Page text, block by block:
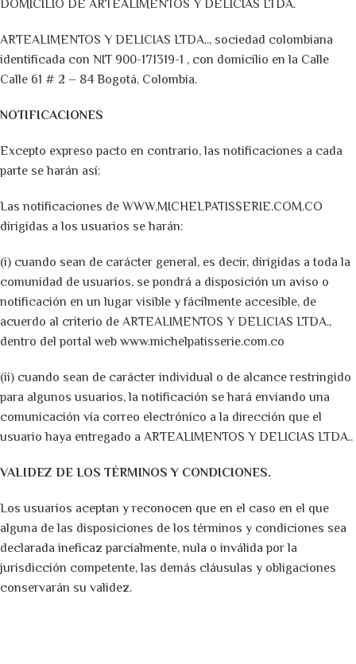
DOMICILIO DE ARTEALIMENTOS Y DELICIAS LTDA.
ARTEALIMENTOS Y DELICIAS LTDA.., sociedad colombiana
identificada con NIT 900-171319-1 , con domicilio en la Calle
Calle 61 # 2 – 84 Bogotá, Colombia.
NOTIFICACIONES
Excepto expreso pacto en contrario, las notificaciones a cada
parte se harán así:
Las notificaciones de WWW.MICHELPATISSERIE.COM.CO
dirigidas a los usuarios se harán:
(i) cuando sean de carácter general, es decir, dirigidas a toda la
comunidad de usuarios, se pondrá a disposición un aviso o
notificación en un lugar visible y fácilmente accesible, de
acuerdo al criterio de ARTEALIMENTOS Y DELICIAS LTDA.,
dentro del portal web www.michelpatisserie.com.co
(ii) cuando sean de carácter individual o de alcance restringido
para algunos usuarios, la notificación se hará enviando una
comunicación vía correo electrónico a la dirección que el
usuario haya entregado a ARTEALIMENTOS Y DELICIAS LTDA..
VALIDEZ DE LOS TÉRMINOS Y CONDICIONES.
Los usuarios aceptan y reconocen que en el caso en el que
alguna de las disposiciones de los términos y condiciones sea
declarada ineficaz parcialmente, nula o inválida por la
jurisdicción competente, las demás cláusulas y obligaciones
conservarán su validez.